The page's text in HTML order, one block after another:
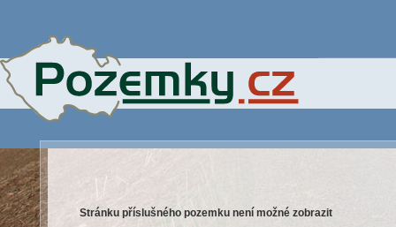
Stránku příslušného pozemku není možné zobrazit